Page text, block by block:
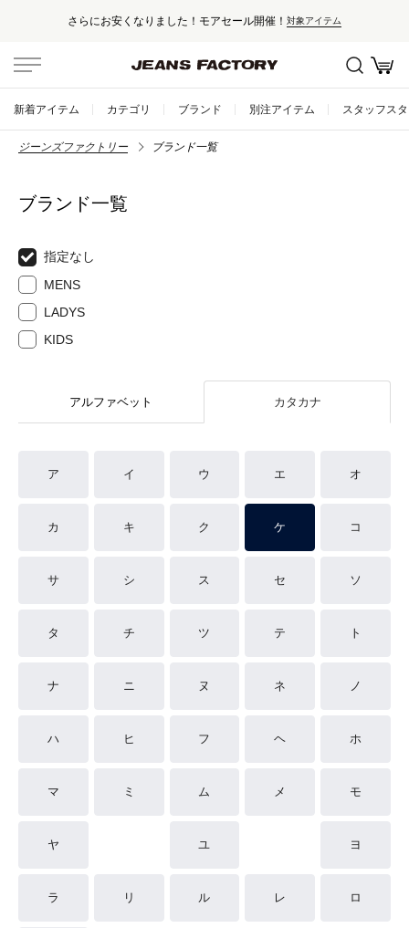
さらにお安くなりました！モアセール開催！ 対象アイテム
新着アイテム カテゴリ ブランド 別注アイテム スタッフス
ジーンズファクトリー ブランド一覧
ブランド一覧
指定なし
MENS
LADYS
KIDS
アルファベット カタカナ
ア イ ウ エ オ
カ キ ク ケ コ
サ シ ス セ ソ
タ チ ツ テ ト
ナ ニ ヌ ネ ノ
ハ ヒ フ ヘ ホ
マ ミ ム メ モ
ヤ ユ ヨ
ラ リ ル レ ロ